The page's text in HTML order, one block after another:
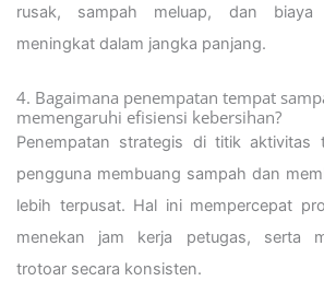
rusak, sampah meluap, dan biaya
meningkat dalam jangka panjang.
4. Bagaimana penempatan tempat
memengaruhi efisiensi kebersihan?
Penempatan strategis di titik aktivitas
pengguna membuang sampah dan
lebih terpusat. Hal ini mempercepat
menekan jam kerja petugas, serta
trotoar secara konsisten.